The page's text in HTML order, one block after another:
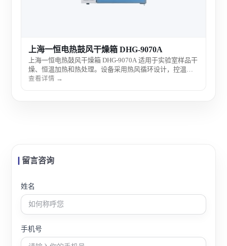
上海一恒电热鼓风干燥箱 DHG-9070A
上海一恒电热鼓风干燥箱 DHG-9070A 适用于实验室样品干
燥、恒温加热和热处理。设备采用热风循环设计，控温稳
定、温度均匀，适合化工、生物、制药、食品检测、材料
查看详情 →
留言咨询
姓名
手机号